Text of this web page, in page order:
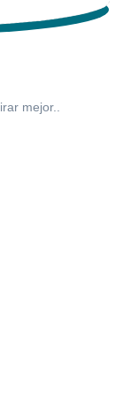
mejor..